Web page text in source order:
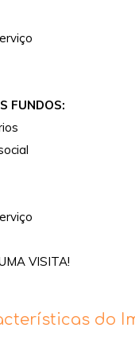
FUNDOS:
VISITA!
do